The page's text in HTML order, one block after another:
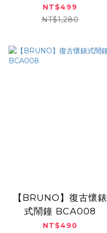
BHK109
NT$499
NT$1,280
【BRUNO】復古懷錶
式鬧鐘 BCA008
NT$490